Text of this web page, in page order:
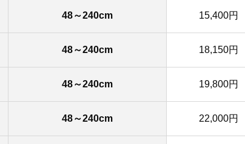
48～240cm 15,400円
48～240cm 18,150円
48～240cm 19,800円
48～240cm 22,000円